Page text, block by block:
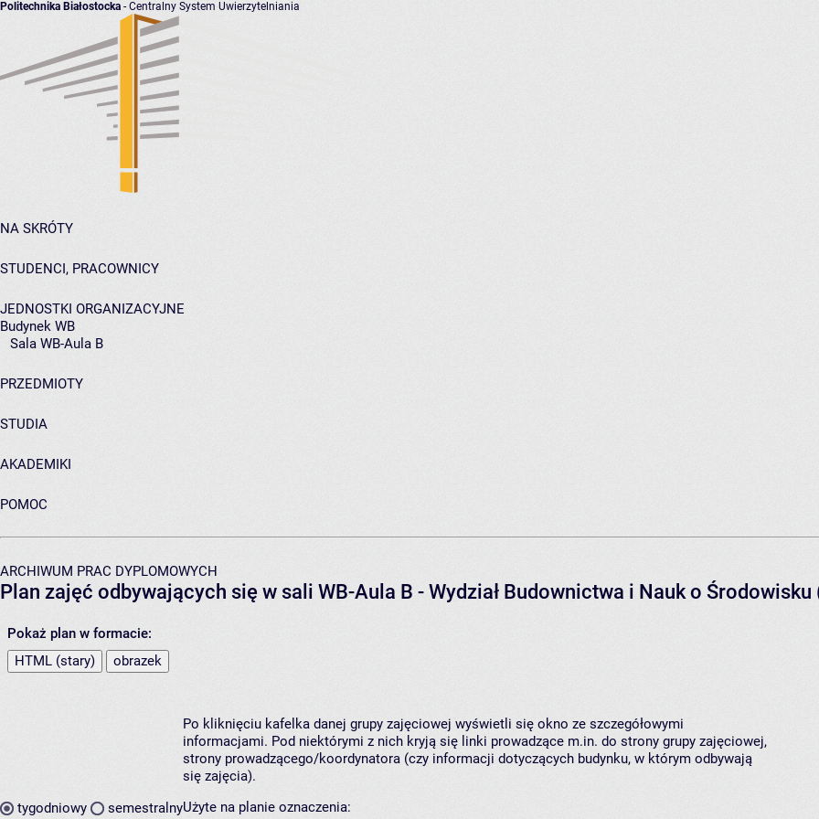
Politechnika Białostocka - Centralny System Uwierzytelniania
NA SKRÓTY
STUDENCI, PRACOWNICY
JEDNOSTKI ORGANIZACYJNE
Budynek WB
Sala WB-Aula B
PRZEDMIOTY
STUDIA
AKADEMIKI
POMOC
ARCHIWUM PRAC DYPLOMOWYCH
Plan zajęć odbywających się w sali WB-Aula B - Wydział Budownictwa i Nauk o Środowisku
Pokaż plan w formacie:
HTML (stary)
obrazek
tygodniowy semestralny
Po kliknięciu kafelka danej grupy zajęciowej wyświetli się okno ze szczegółowymi
informacjami. Pod niektórymi z nich kryją się linki prowadzące m.in. do strony grupy zajęciowej,
strony prowadzącego/koordynatora (czy informacji dotyczących budynku, w którym odbywają
się zajęcia).
Użyte na planie oznaczenia: